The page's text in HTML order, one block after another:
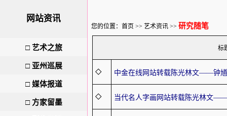
网站资讯
□ 艺术之旅
□ 亚州巡展
□ 媒体报道
□ 方家留墨
您的位置： 首页 >> 艺术资讯 >> 研究随笔
标
◇ 中金在线网站转载陈光林文——钟
◇ 当代名人字画网站转载陈光林文